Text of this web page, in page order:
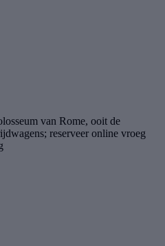
van Rome, ooit de
reserveer online vroeg